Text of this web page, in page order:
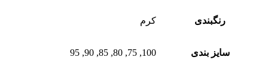
رنگبندی کرم
سایز بندی 100, 75, 80, 85, 90, 95